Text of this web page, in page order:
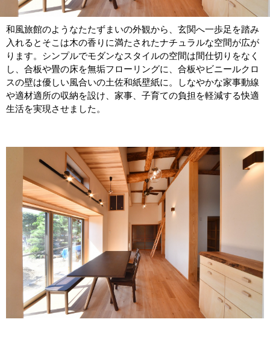
和風旅館のようなたたずまいの外観から、玄関へ一歩足を踏み
入れるとそこは木の香りに満たされたナチュラルな空間が広が
ります。シンプルでモダンなスタイルの空間は間仕切りをなく
し、合板や畳の床を無垢フローリングに、合板やビニールクロ
スの壁は優しい風合いの土佐和紙壁紙に。しなやかな家事動線
や適材適所の収納を設け、家事、子育ての負担を軽減する快適
生活を実現させました。